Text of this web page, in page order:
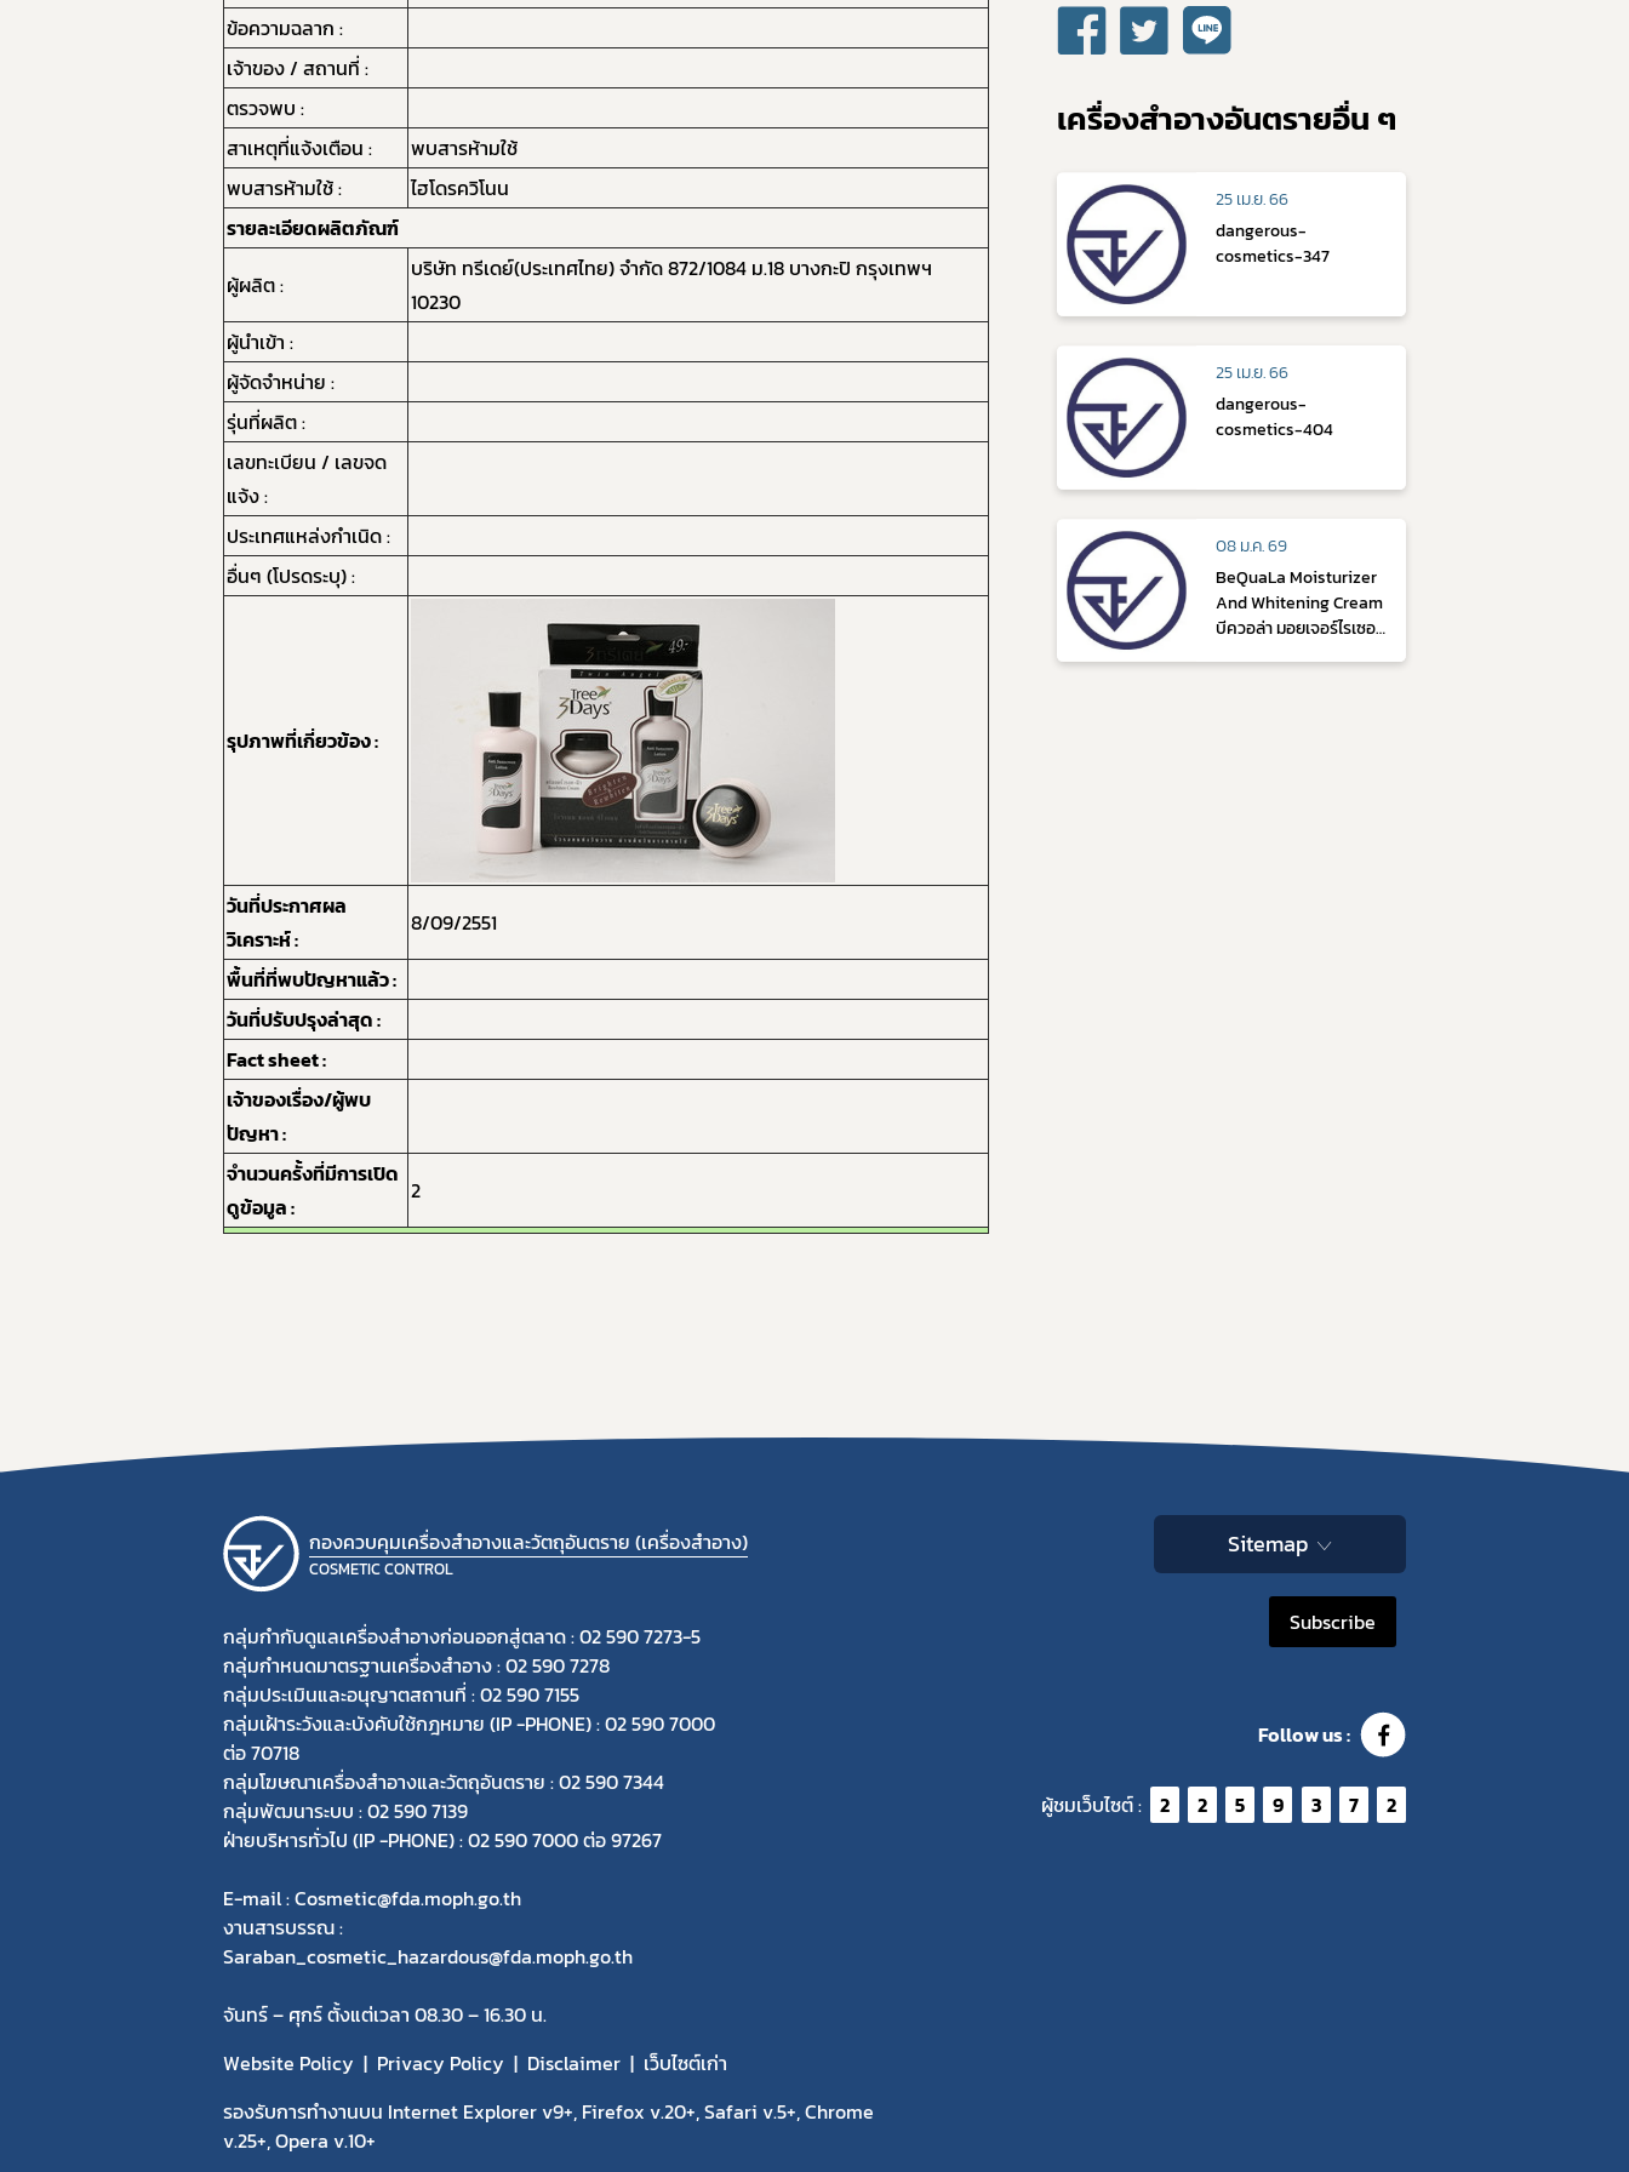
ข้อความฉลาก :
เจ้าของ / สถานที่ :
ตรวจพบ :
สาเหตุที่แจ้งเตือน :
พบสารห้ามใช้
พบสารห้ามใช้ :
ไฮโดรควิโนน
รายละเอียดผลิตภัณฑ์
ผู้ผลิต :
บริษัท ทรีเดย์(ประเทศไทย) จำกัด 872/1084 ม.18 บางกะปิ กรุงเทพฯ
10230
ผู้นำเข้า :
ผู้จัดจำหน่าย :
รุ่นที่ผลิต :
เลขทะเบียน / เลขจด
แจ้ง :
ประเทศแหล่งกำเนิด :
อื่นๆ (โปรดระบุ) :
รุปภาพที่เกี่ยวข้อง :
วันที่ประกาศผล
วิเคราะห์ :
8/09/2551
พื้นที่ที่พบปัญหาแล้ว :
วันที่ปรับปรุงล่าสุด :
Fact sheet :
เจ้าของเรื่อง/ผู้พบ
ปัญหา :
จำนวนครั้งที่มีการเปิด
ดูข้อมูล :
2
เครื่องสำอางอันตรายอื่น ๆ
25 เม.ย. 66
dangerous-
cosmetics-347
25 เม.ย. 66
dangerous-
cosmetics-404
08 ม.ค. 69
BeQuaLa Moisturizer
And Whitening Cream
บีควอล่า มอยเจอร์ไรเซอร์
กองควบคุมเครื่องสำอางและวัตถุอันตราย (เครื่องสำอาง)
COSMETIC CONTROL
กลุ่มกำกับดูแลเครื่องสำอางก่อนออกสู่ตลาด : 02 590 7273-5
กลุ่มกำหนดมาตรฐานเครื่องสำอาง : 02 590 7278
กลุ่มประเมินและอนุญาตสถานที่ : 02 590 7155
กลุ่มเฝ้าระวังและบังคับใช้กฎหมาย (IP -PHONE) : 02 590 7000
ต่อ 70718
กลุ่มโฆษณาเครื่องสำอางและวัตถุอันตราย : 02 590 7344
กลุ่มพัฒนาระบบ : 02 590 7139
ฝ่ายบริหารทั่วไป (IP -PHONE) : 02 590 7000 ต่อ 97267
E-mail : Cosmetic@fda.moph.go.th
งานสารบรรณ :
Saraban_cosmetic_hazardous@fda.moph.go.th
จันทร์ – ศุกร์ ตั้งแต่เวลา 08.30 – 16.30 น.
Website Policy
Privacy Policy Disclaimer
เว็บไซต์เก่า
รองรับการทำงานบน Internet Explorer v9+, Firefox v.20+, Safari v.5+, Chrome
v.25+, Opera v.10+
Sitemap
Subscribe
Follow us :
ผู้ชมเว็บไซต์ : 2 2 5 9 3 7 2
เลือกหัวข้อที่ท่านต้องการ Subscribe
กฎหมาย